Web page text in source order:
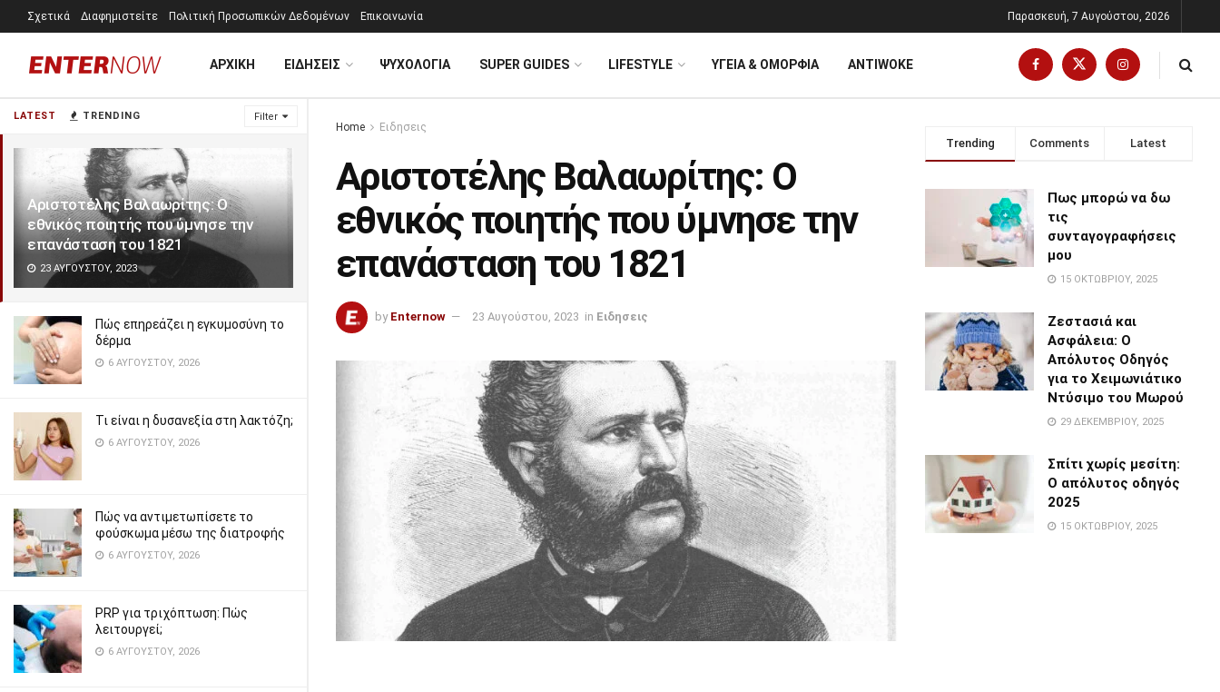
LATEST TRENDING Filter
Αριστοτέλης Βαλαωρίτης: Ο
εθνικός ποιητής που ύμνησε την
επανάσταση του 1821
23 ΑΥΓΟΎΣΤΟΥ, 2023
Πώς επηρεάζει η εγκυμοσύνη το
δέρμα
6 ΑΥΓΟΎΣΤΟΥ, 2026
Τι είναι η δυσανεξία στη λακτόζη;
6 ΑΥΓΟΎΣΤΟΥ, 2026
Πώς να αντιμετωπίσετε το
φούσκωμα μέσω της διατροφής
6 ΑΥΓΟΎΣΤΟΥ, 2026
PRP για τριχόπτωση: Πώς
λειτουργεί;
6 ΑΥΓΟΎΣΤΟΥ, 2026
Σχετικά Διαφημιστείτε Πολιτική Προσωπικών Δεδομένων Επικοινωνία Παρασκευή, 7 Αυγούστου, 2026
ΑΡΧΙΚΗ ΕΙΔΗΣΕΙΣ ΨΥΧΟΛΟΓΊΑ SUPER GUIDES LIFESTYLE ΥΓΕΙΑ & ΟΜΟΡΦΙΑ ANTIWOKE
Home Ειδησεις
Αριστοτέλης Βαλαωρίτης: Ο
εθνικός ποιητής που ύμνησε την
επανάσταση του 1821
by Enternow 23 Αυγούστου, 2023 in Ειδησεις
Trending Comments Latest
Πως μπορώ να δω
τις
συνταγογραφήσεις
μου
15 ΟΚΤΩΒΡΊΟΥ, 2025
Ζεστασιά και
Ασφάλεια: Ο
Απόλυτος Οδηγός
για το Χειμωνιάτικο
Ντύσιμο του Μωρού
29 ΔΕΚΕΜΒΡΊΟΥ, 2025
Σπίτι χωρίς μεσίτη:
Ο απόλυτος οδηγός
2025
15 ΟΚΤΩΒΡΊΟΥ, 2025